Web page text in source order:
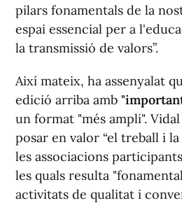
pilars fonamentals de la
espai essencial per a
la transmissió de valors”.
Així mateix, ha assenyalat
edició arriba amb
un format "més ampli".
posar en valor “el treball i
les associacions
les quals resulta
activitats de qualitat i